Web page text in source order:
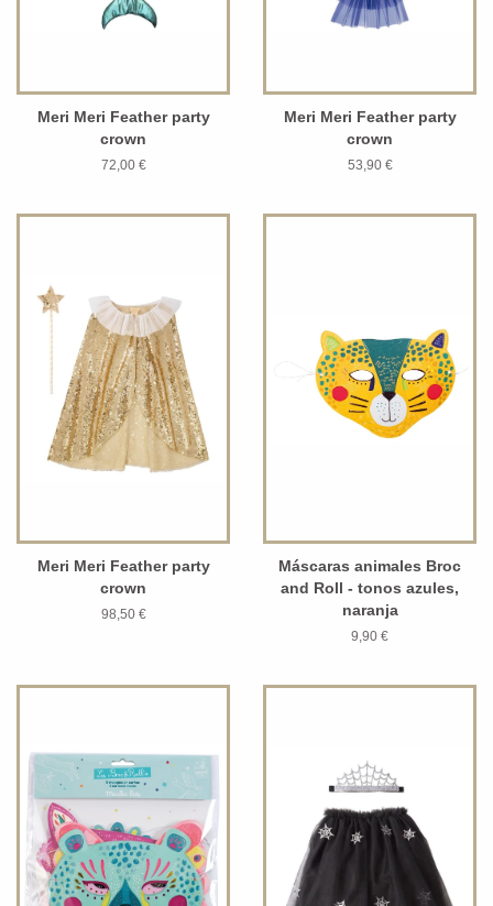
Meri Meri Feather party
crown
72,00 €
Meri Meri Feather party
crown
53,90 €
Meri Meri Feather party
crown
98,50 €
Máscaras animales Broc
and Roll - tonos azules,
naranja
9,90 €